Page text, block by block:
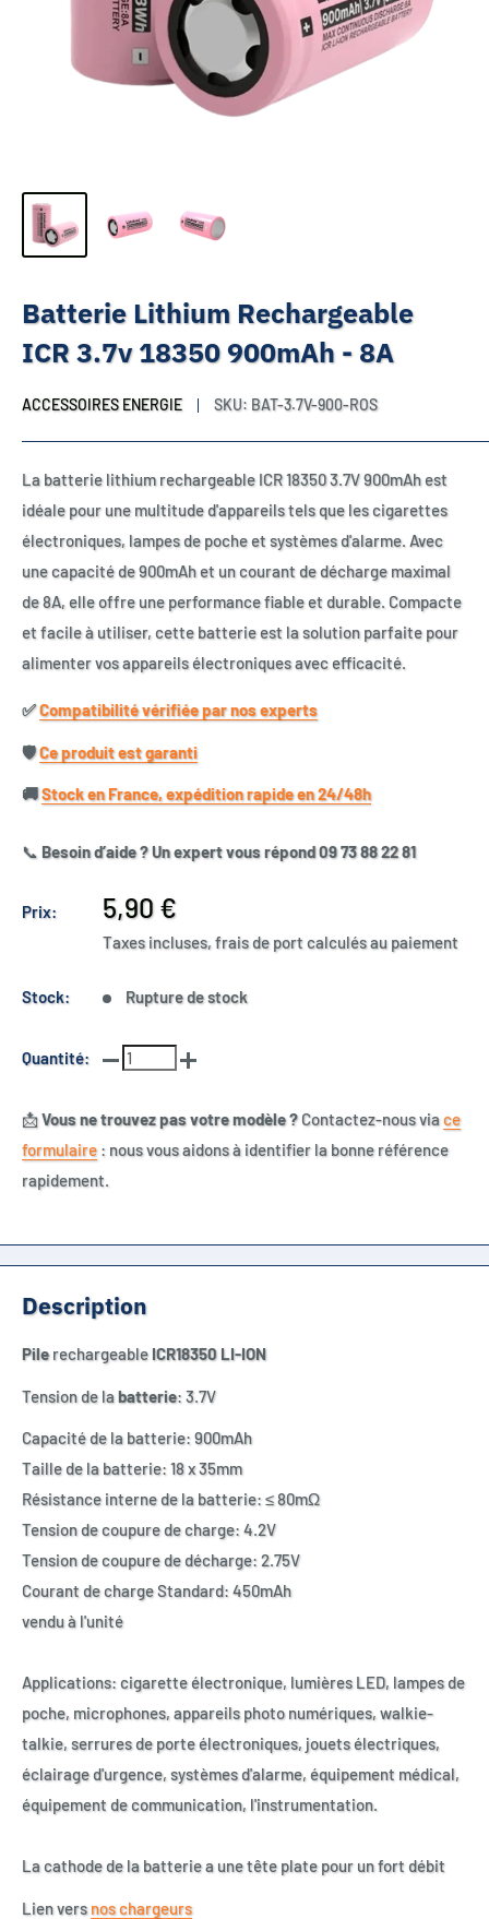
Batterie Lithium Rechargeable
ICR 3.7v 18350 900mAh - 8A
ACCESSOIRES ENERGIE SKU: BAT-3.7V-900-ROS
La batterie lithium rechargeable ICR 18350 3.7V 900mAh est
idéale pour une multitude d'appareils tels que les cigarettes
électroniques, lampes de poche et systèmes d'alarme. Avec
une capacité de 900mAh et un courant de décharge maximal
de 8A, elle offre une performance fiable et durable. Compacte
et facile à utiliser, cette batterie est la solution parfaite pour
alimenter vos appareils électroniques avec efficacité.
✅​Compatibilité vérifiée par nos experts
🛡️​Ce produit est garanti
🚚​Stock en France, expédition rapide en 24/48h
📞 Besoin d’aide ? Un expert vous répond 09 73 88 22 81
Prix:
Prix
réduit
5,90 €
Taxes incluses, frais de port calculés au paiement
Stock: Rupture de stock
Quantité:
📩Vous ne trouvez pas votre modèle ?Contactez-nous viace
formulaire : nous vous aidons à identifier la bonne référence
rapidement.
Description
Pilerechargeable ICR18350 LI-ION
Tension de labatterie: 3.7V
Capacité de la batterie: 900mAh
Taille de la batterie: 18 x 35mm
Résistance interne de la batterie: ≤ 80mΩ
Tension de coupure de charge: 4.2V
Tension de coupure de décharge: 2.75V
Courant de charge Standard: 450mAh
vendu à l'unité
Applications: cigarette électronique, lumières LED, lampes de
poche, microphones, appareils photo numériques, walkie-
talkie, serrures de porte électroniques, jouets électriques,
éclairage d'urgence, systèmes d'alarme, équipement médical,
équipement de communication, l'instrumentation.
La cathode de la batterie a une tête plate pour un fort débit
Lien versnos chargeurs